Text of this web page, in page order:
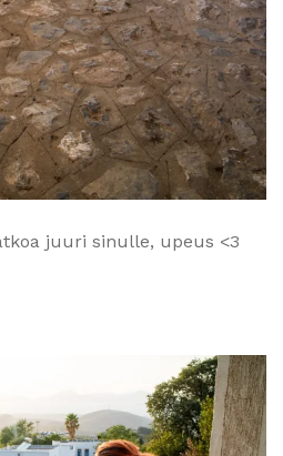
juuri sinulle, upeus <3